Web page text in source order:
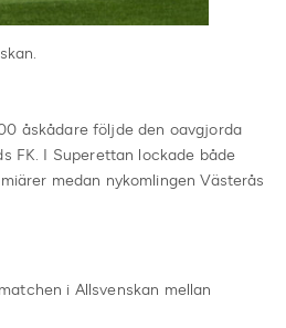
åskådare följde den oavgjorda
FK. I Superettan lockade både
medan nykomlingen Västerås
i Allsvenskan mellan